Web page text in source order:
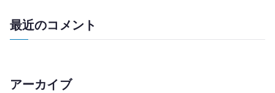
最近のコメント
アーカイブ